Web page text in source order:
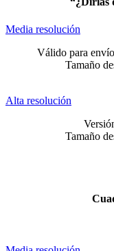
Media resolución
Válido para
Tamaño
Alta resolución
Tamaño